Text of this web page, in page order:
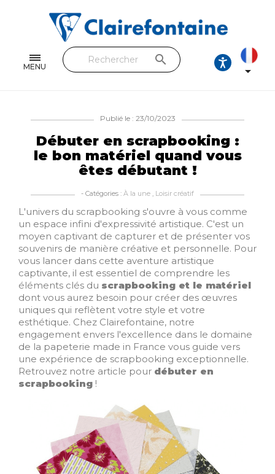
MENU
Feuilles & Copies
Beaux-arts & Dessin
Loisirs créatifs
Papiers cadeaux et emballages
RETROUVEZ NOS COLLECTIONS
Toutes les collections
search

Publié le : 23/10/2023
Débuter en scrapbooking :
le bon matériel quand vous
êtes débutant !
- Catégories : À la une Loisir créatif
L'univers du scrapbooking s'ouvre à vous comme
un espace infini d'expressivité artistique. C'est un
moyen captivant de capturer et de présenter vos
souvenirs de manière créative et personnelle. Pour
vous lancer dans cette aventure artistique
captivante, il est essentiel de comprendre les
éléments clés du scrapbooking et le matériel
dont vous aurez besoin pour créer des œuvres
uniques qui reflètent votre style et votre
esthétique. Chez Clairefontaine, notre
engagement envers l'excellence dans le domaine
de la papeterie made in France vous guide vers
une expérience de scrapbooking exceptionnelle.
Retrouvez notre article pour débuter en
scrapbooking !